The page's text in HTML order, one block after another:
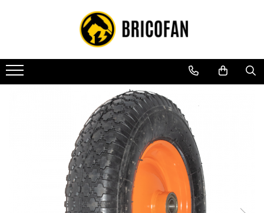
Toate Produsele
Vehicule electrice
Atv
Piese de schimb vehicule electrice
Scutere electrice
Scutere pe benzina